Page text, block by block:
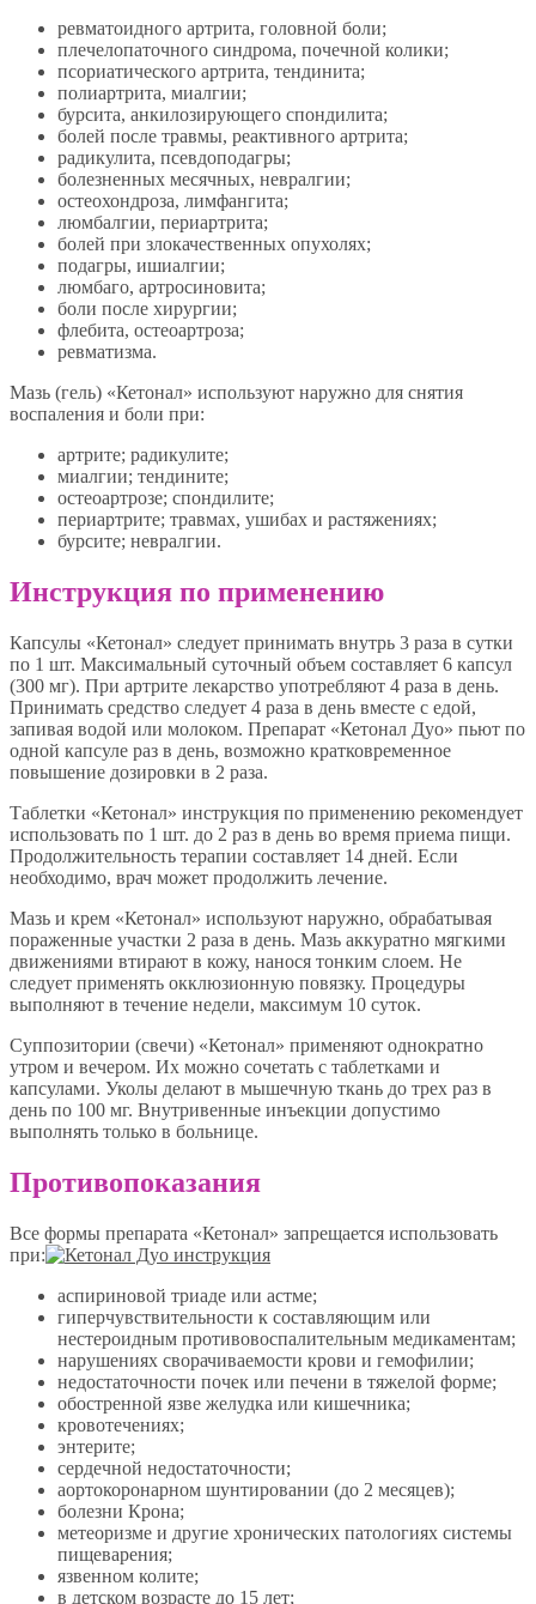
ревматоидного артрита, головной боли;
плечелопаточного синдрома, почечной колики;
псориатического артрита, тендинита;
полиартрита, миалгии;
бурсита, анкилозирующего спондилита;
болей после травмы, реактивного артрита;
радикулита, псевдоподагры;
болезненных месячных, невралгии;
остеохондроза, лимфангита;
люмбалгии, периартрита;
болей при злокачественных опухолях;
подагры, ишиалгии;
люмбаго, артросиновита;
боли после хирургии;
флебита, остеоартроза;
ревматизма.
Мазь (гель) «Кетонал» используют наружно для снятия
воспаления и боли при:
артрите; радикулите;
миалгии; тендините;
остеоартрозе; спондилите;
периартрите; травмах, ушибах и растяжениях;
бурсите; невралгии.
Инструкция по применению
Капсулы «Кетонал» следует принимать внутрь 3 раза в сутки
по 1 шт. Максимальный суточный объем составляет 6 капсул
(300 мг). При артрите лекарство употребляют 4 раза в день.
Принимать средство следует 4 раза в день вместе с едой,
запивая водой или молоком. Препарат «Кетонал Дуо» пьют по
одной капсуле раз в день, возможно кратковременное
повышение дозировки в 2 раза.
Таблетки «Кетонал» инструкция по применению рекомендует
использовать по 1 шт. до 2 раз в день во время приема пищи.
Продолжительность терапии составляет 14 дней. Если
необходимо, врач может продолжить лечение.
Мазь и крем «Кетонал» используют наружно, обрабатывая
пораженные участки 2 раза в день. Мазь аккуратно мягкими
движениями втирают в кожу, нанося тонким слоем. Не
следует применять окклюзионную повязку. Процедуры
выполняют в течение недели, максимум 10 суток.
Суппозитории (свечи) «Кетонал» применяют однократно
утром и вечером. Их можно сочетать с таблетками и
капсулами. Уколы делают в мышечную ткань до трех раз в
день по 100 мг. Внутривенные инъекции допустимо
выполнять только в больнице.
Противопоказания
Все формы препарата «Кетонал» запрещается использовать
при:
аспириновой триаде или астме;
гиперчувствительности к составляющим или
нестероидным противовоспалительным медикаментам;
нарушениях сворачиваемости крови и гемофилии;
недостаточности почек или печени в тяжелой форме;
обостренной язве желудка или кишечника;
кровотечениях;
энтерите;
сердечной недостаточности;
аортокоронарном шунтировании (до 2 месяцев);
болезни Крона;
метеоризме и другие хронических патологиях системы
пищеварения;
язвенном колите;
в детском возрасте до 15 лет;